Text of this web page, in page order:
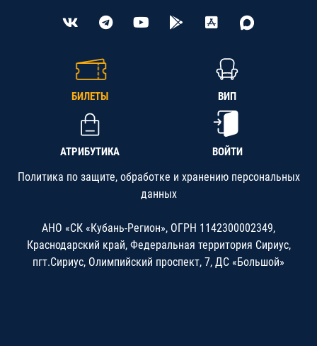
БИЛЕТЫ ВИП
АТРИБУТИКА ВОЙТИ
Политика по защите, обработке и хранению персональных
данных
АНО «СК «Кубань-Регион», ОГРН 1142300002349,
Краснодарский край, Федеральная территория Сириус,
пгт.Сириус, Олимпийский проспект, 7, ДС «Большой»